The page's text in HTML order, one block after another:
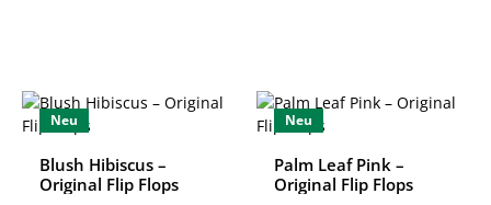
Neu
Blush Hibiscus –
Original Flip Flops
Neu
Palm Leaf Pink –
Original Flip Flops